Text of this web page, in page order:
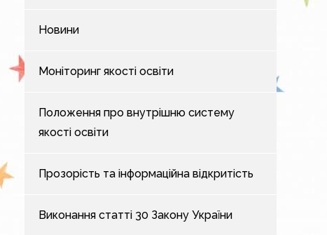
Новини
Моніторинг якості освіти
Положення про внутрішню систему
якості освіти
Прозорість та інформаційна відкритість
Виконання статті 30 Закону України